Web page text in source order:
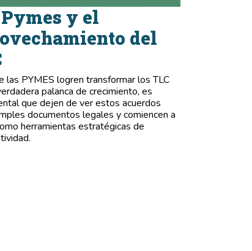
y el
del
las PYMES logren transformar los TLC
palanca de crecimiento, es
que dejen de ver estos acuerdos
documentos legales y comiencen a
herramientas estratégicas de